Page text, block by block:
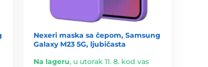
Nexeri maska sa čepom, Samsung
Galaxy M23 5G, ljubičasta
Na lageru, u utorak 11. 8. kod vas